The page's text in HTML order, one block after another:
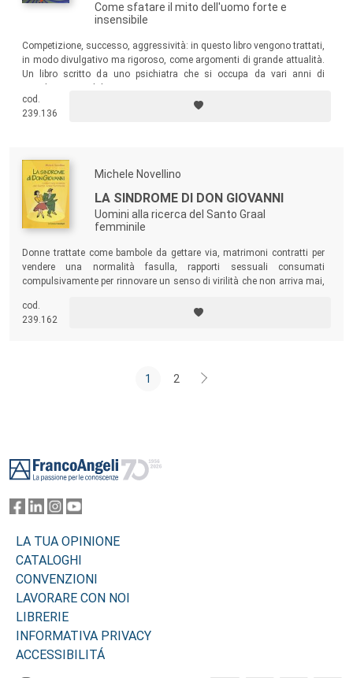
Come sfatare il mito dell'uomo forte e
insensibile
Competizione, successo, aggressività: in questo libro vengono trattati,
in modo divulgativo ma rigoroso, come argomenti di grande attualità.
Un libro scritto da uno psichiatra che si occupa da vari anni di
cod.
239.136
Michele Novellino
LA SINDROME DI DON GIOVANNI
Uomini alla ricerca del Santo Graal
femminile
Donne trattate come bambole da gettare via, matrimoni contratti per
vendere una normalità fasulla, rapporti sessuali consumati
compulsivamente per rinnovare un senso di virilità che non arriva mai,
psicologiche di una sindrome che ancora oggi impedisce gravemente
la possibilità di un rapporto veramente intimo a tanti uomini.
cod.
239.162
1 2
LA TUA OPINIONE
CATALOGHI
CONVENZIONI
LAVORARE CON NOI
LIBRERIE
INFORMATIVA PRIVACY
ACCESSIBILITÁ